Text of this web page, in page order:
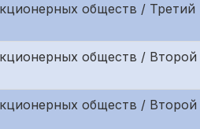
обществ / Третий
обществ / Второй
обществ / Второй